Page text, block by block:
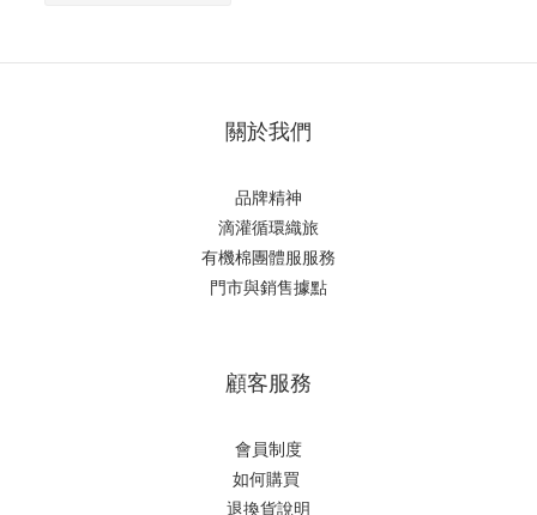
關於我們
品牌精神
滴灌循環織旅
有機棉團體服服務
門市與銷售據點
顧客服務
會員制度
如何購買
退換貨說明